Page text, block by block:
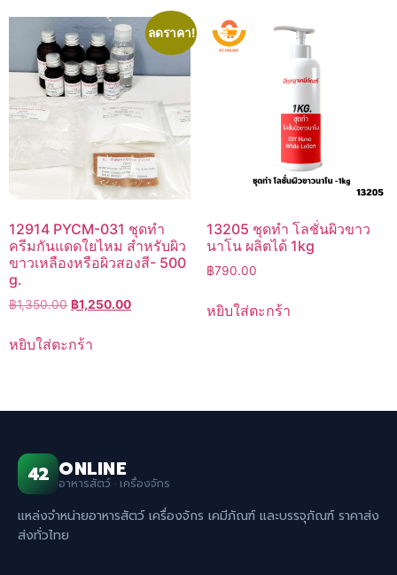
ลดราคา!
12914 PYCM-031 ชุดทำ
ครีมกันแดดใยไหม สำหรับผิว
ขาวเหลืองหรือผิวสองสี- 500
g.
฿1,350.00 Original
was:
฿1,250.00Current
หยิบใส่ตะกร้า
13205 ชุดทำ โลชั่นผิวขาว
นาโน ผลิตได้ 1kg
฿790.00
หยิบใส่ตะกร้า
42 ONLINE
อาหารสัตว์ · เครื่องจักร
แหล่งจำหน่ายอาหารสัตว์ เครื่องจักร เคมีภัณฑ์ และบรรจุภัณฑ์ ราคาส่ง
ส่งทั่วไทย